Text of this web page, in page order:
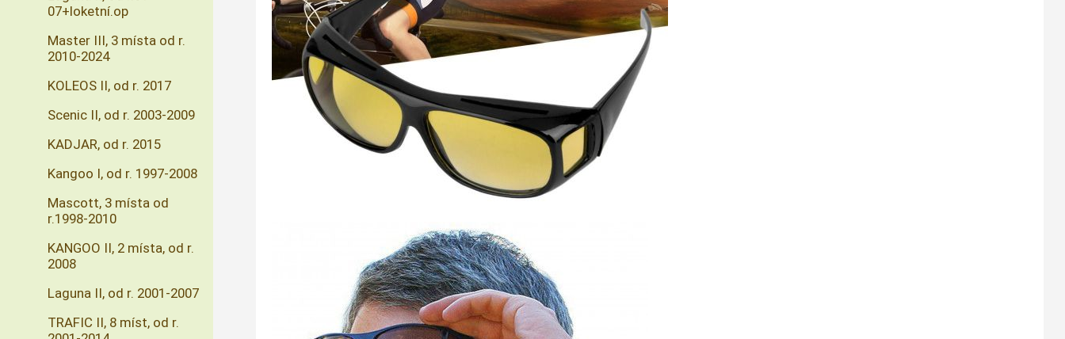
07+loketní.op
Master III, 3 místa od r.
2010-2024
KOLEOS II, od r. 2017
Scenic II, od r. 2003-2009
KADJAR, od r. 2015
Kangoo I, od r. 1997-2008
Mascott, 3 místa od
r.1998-2010
KANGOO II, 2 místa, od r.
2008
Laguna II, od r. 2001-2007
TRAFIC II, 8 míst, od r.